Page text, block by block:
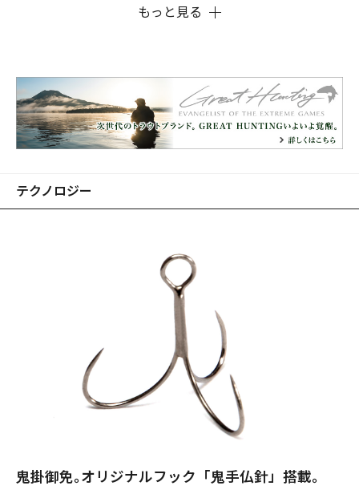
もっと見る
テクノロジー
鬼掛御免｡オリジナルフック「鬼手仏針」搭載。